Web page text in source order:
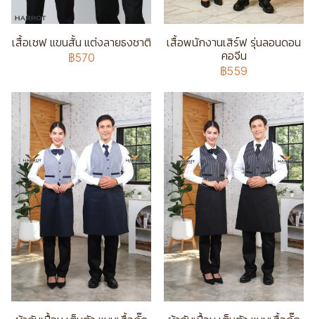
เสื้อเชฟ แขนสั้น แต่งลายธงชาติ
฿570
เสื้อพนักงานเสิร์ฟ รุ่นลอนดอน
คอจีน
฿559